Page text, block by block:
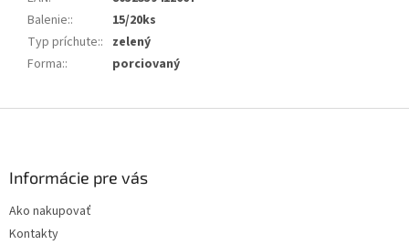
Balenie::
15/20ks
Typ príchute:: zelený
Forma:: porciovaný
Informácie pre vás
Ako nakupovať
Kontakty